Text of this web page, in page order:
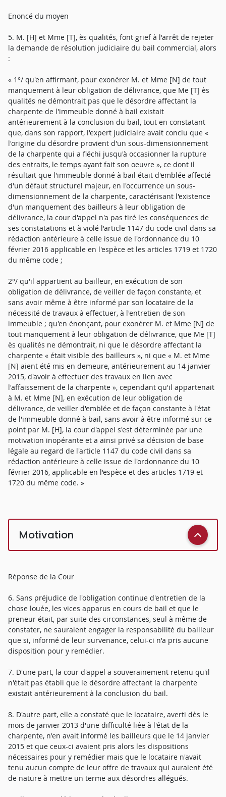
Enoncé du moyen
5. M. [H] et Mme [T], ès qualités, font grief à l'arrêt de rejeter
la demande de résolution judiciaire du bail commercial, alors
:
« 1°/ qu'en affirmant, pour exonérer M. et Mme [N] de tout
manquement à leur obligation de délivrance, que Me [T] ès
qualités ne démontrait pas que le désordre affectant la
charpente de l'immeuble donné à bail existait
antérieurement à la conclusion du bail, tout en constatant
que, dans son rapport, l'expert judiciaire avait conclu que «
l'origine du désordre provient d'un sous-dimensionnement
de la charpente qui a fléchi jusqu'à occasionner la rupture
des entraits, le temps ayant fait son oeuvre », ce dont il
résultait que l'immeuble donné à bail était d'emblée affecté
d'un défaut structurel majeur, en l'occurrence un sous-
dimensionnement de la charpente, caractérisant l'existence
d'un manquement des bailleurs à leur obligation de
délivrance, la cour d'appel n'a pas tiré les conséquences de
ses constatations et à violé l'article 1147 du code civil dans sa
rédaction antérieure à celle issue de l'ordonnance du 10
février 2016 applicable en l'espèce et les articles 1719 et 1720
du même code ;
2°/ qu'il appartient au bailleur, en exécution de son
obligation de délivrance, de veiller de façon constante, et
sans avoir même à être informé par son locataire de la
nécessité de travaux à effectuer, à l'entretien de son
immeuble ; qu'en énonçant, pour exonérer M. et Mme [N] de
tout manquement à leur obligation de délivrance, que Me [T]
ès qualités ne démontrait, ni que le désordre affectant la
charpente « était visible des bailleurs », ni que « M. et Mme
[N] aient été mis en demeure, antérieurement au 14 janvier
2015, d'avoir à effectuer des travaux en lien avec
l'affaissement de la charpente », cependant qu'il appartenait
à M. et Mme [N], en exécution de leur obligation de
délivrance, de veiller d'emblée et de façon constante à l'état
de l'immeuble donné à bail, sans avoir à être informé sur ce
point par M. [H], la cour d'appel s'est déterminée par une
motivation inopérante et a ainsi privé sa décision de base
légale au regard de l'article 1147 du code civil dans sa
rédaction antérieure à celle issue de l'ordonnance du 10
février 2016, applicable en l'espèce et des articles 1719 et
1720 du même code. »
Motivation
Réponse de la Cour
6. Sans préjudice de l'obligation continue d'entretien de la
chose louée, les vices apparus en cours de bail et que le
preneur était, par suite des circonstances, seul à même de
constater, ne sauraient engager la responsabilité du bailleur
que si, informé de leur survenance, celui-ci n'a pris aucune
disposition pour y remédier.
7. D'une part, la cour d'appel a souverainement retenu qu'il
n'était pas établi que le désordre affectant la charpente
existait antérieurement à la conclusion du bail.
8. D'autre part, elle a constaté que le locataire, averti dès le
mois de janvier 2013 d'une difficulté liée à l'état de la
charpente, n'en avait informé les bailleurs que le 14 janvier
2015 et que ceux-ci avaient pris alors les dispositions
nécessaires pour y remédier mais que le locataire n'avait
tenu aucun compte de leur offre de travaux qui auraient été
de nature à mettre un terme aux désordres allégués.